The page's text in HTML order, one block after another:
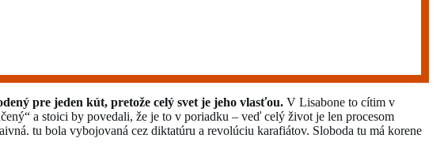
pre jeden kút, pretože celý svet je jeho vlasťou. V Lisabone to cítim v
a stoici by povedali, že je to v poriadku – veď celý život je len procesom
tu bola vybojovaná cez diktatúru a revolúciu karafiátov. Sloboda tu má korene